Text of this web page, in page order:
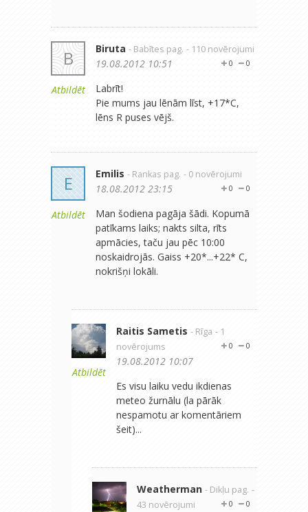
B
Atbildēt
Biruta - Babītes pag. - 110 novērojumi
0
0
19.08.2012 10:51
Labrīt!
Pie mums jau lēnām līst, +17*C,
lēns R puses vējš.
E
Atbildēt
Emilis - Rankas pag. - 0 novērojumi
0
0
18.08.2012 23:15
Man šodiena pagāja šādi. Kopumā
patīkams laiks; nakts silta, rīts
apmācies, taču jau pēc 10:00
noskaidrojās. Gaiss +20*...+22* C,
nokrišņi lokāli.
Atbildēt
Raitis Sametis - Rīga - 1
novērojums
0
0
19.08.2012 10:07
Es visu laiku vedu ikdienas
meteo žurnālu (la pārāk
nespamotu ar komentāriem
šeit)...
Weatherman - Dikļu pag. -
43 novērojumi
0
0